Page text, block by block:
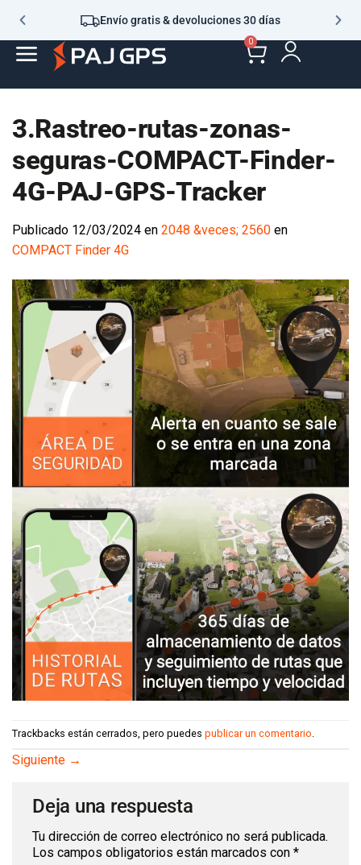
Envío gratis & devoluciones 30 días
0
3.Rastreo-rutas-zonas-
seguras-COMPACT-Finder-
4G-PAJ-GPS-Tracker
Publicado 12/03/2024 en 2048 &veces; 2560 en
COMPACT Finder 4G
Trackbacks están cerrados, pero puedes publicar un comentario.
Siguiente →
Deja una respuesta
Tu dirección de correo electrónico no será publicada.
Los campos obligatorios están marcados con *